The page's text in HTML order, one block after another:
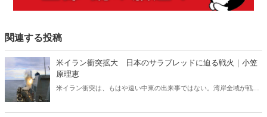
関連する投稿
米イラン衝突拡大 日本のサラブレッドに迫る戦火｜小笠
原理恵
米イラン衝突は、もはや遠い中東の出来事ではない。湾岸全域が戦域